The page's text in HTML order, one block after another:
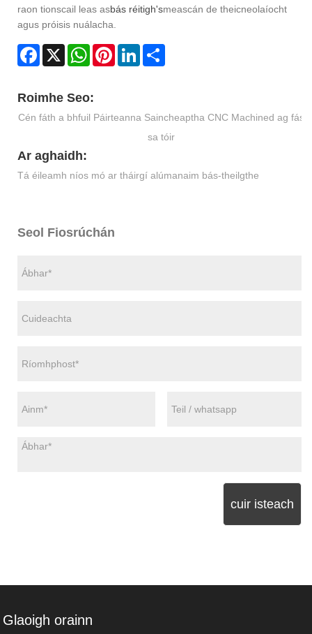
raon tionscail leas asbás réitigh'smeascán de theicneolaíocht
agus próisis nuálacha.
Facebook
X WhatsAppPinterestLinkedIn
Roimhe Seo:
Cén fáth a bhfuil Páirteanna Saincheaptha CNC Machined ag fás
sa tóir
Ar aghaidh:
Tá éileamh níos mó ar tháirgí alúmanaim bás-theilgthe
Seol Fiosrúchán
cuir isteach
Glaoigh orainn